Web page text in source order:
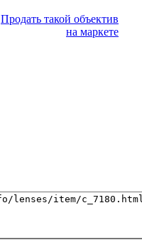
Продать такой объектив
на маркете